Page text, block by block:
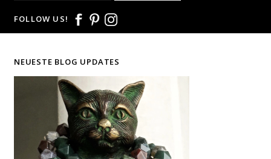
FOLLOW US!
NEUESTE BLOG UPDATES